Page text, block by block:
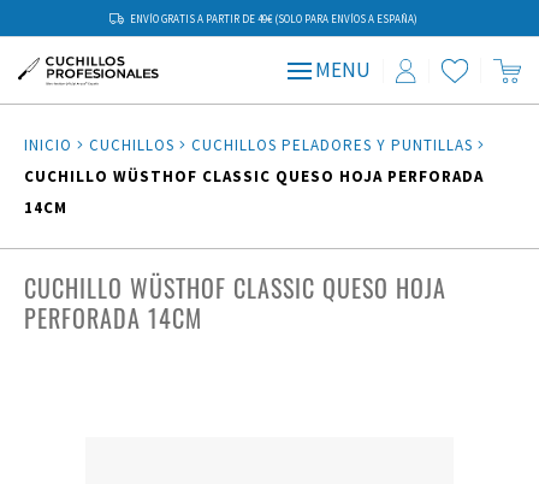
ENVÍO GRATIS A PARTIR DE 49€ (SOLO PARA ENVÍOS A ESPAÑA)
MENU
INICIO CUCHILLOS
CUCHILLOS PELADORES Y PUNTILLAS
CUCHILLO WÜSTHOF CLASSIC QUESO HOJA PERFORADA
14CM
CUCHILLO WÜSTHOF CLASSIC QUESO HOJA
PERFORADA 14CM